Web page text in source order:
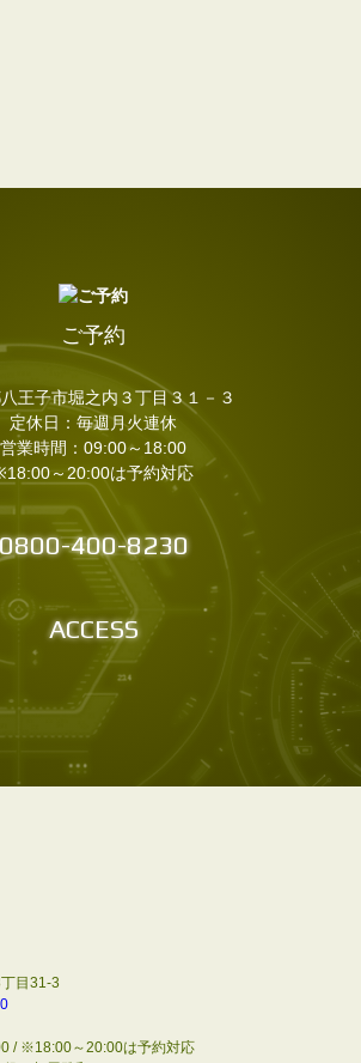
ご予約
王子市堀之内３丁目３１－３
定休日：毎週月火連休
営業時間：09:00～18:00
～20:00は予約対応
400-8230
ACCESS
目31-3
連休
/ ※18:00～20:00は予約対応